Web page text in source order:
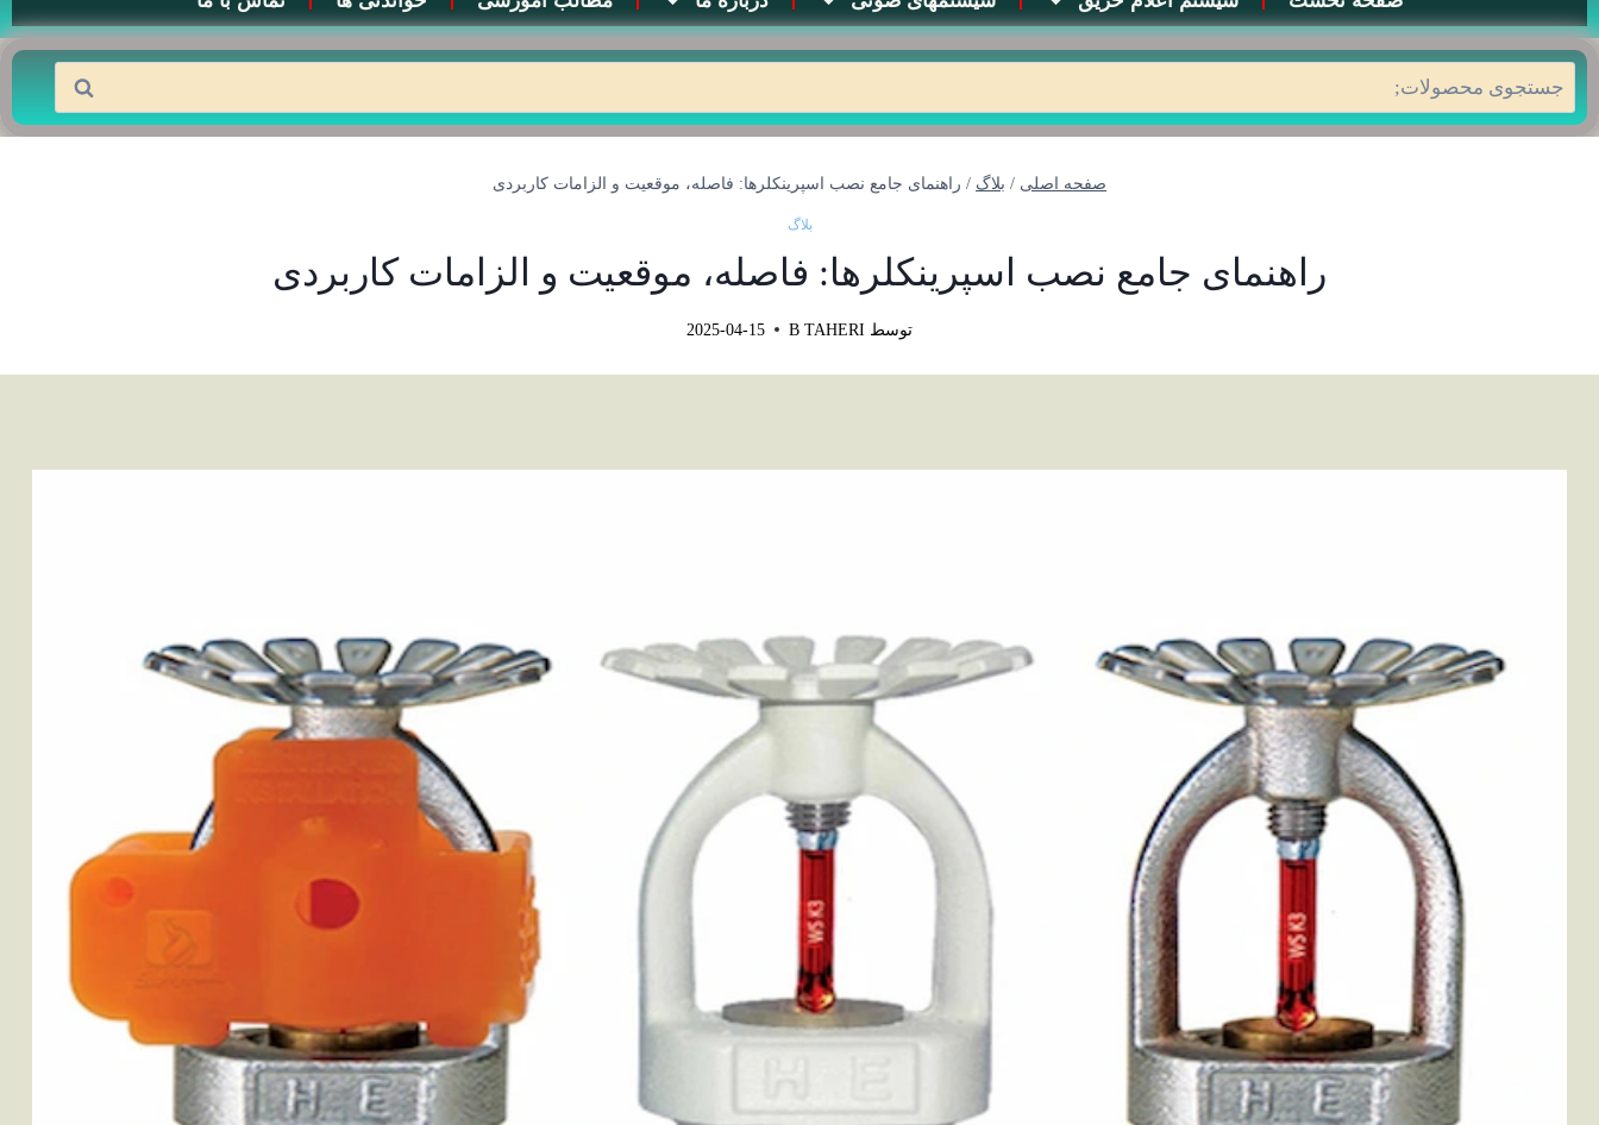
جستجو
صفحه اصلی / بلاگ / راهنمای جامع نصب اسپرینکلرها: فاصله‌، موقعیت‌ و الزامات کاربردی
بلاگ
راهنمای جامع نصب اسپرینکلرها: فاصله‌، موقعیت‌ و الزامات کاربردی
توسط B TAHERI
2025-04-15